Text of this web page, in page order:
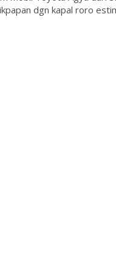
dgn kapal roro